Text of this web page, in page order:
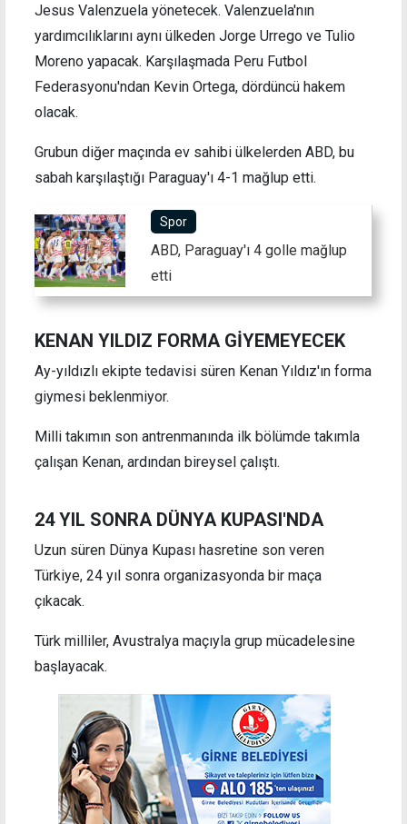
Jesus Valenzuela yönetecek. Valenzuela'nın
yardımcılıklarını aynı ülkeden Jorge Urrego ve Tulio
Moreno yapacak. Karşılaşmada Peru Futbol
Federasyonu'ndan Kevin Ortega, dördüncü hakem
olacak.
Grubun diğer maçında ev sahibi ülkelerden ABD, bu
sabah karşılaştığı Paraguay'ı 4-1 mağlup etti.
Spor
ABD, Paraguay'ı 4 golle mağlup
etti
KENAN YILDIZ FORMA GİYEMEYECEK
Ay-yıldızlı ekipte tedavisi süren Kenan Yıldız'ın forma
giymesi beklenmiyor.
Milli takımın son antrenmanında ilk bölümde takımla
çalışan Kenan, ardından bireysel çalıştı.
24 YIL SONRA DÜNYA KUPASI'NDA
Uzun süren Dünya Kupası hasretine son veren
Türkiye, 24 yıl sonra organizasyonda bir maça
çıkacak.
Türk milliler, Avustralya maçıyla grup mücadelesine
başlayacak.